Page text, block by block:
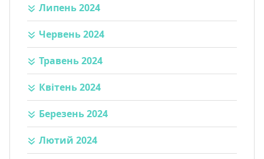
Липень 2024
Червень 2024
Травень 2024
Квітень 2024
Березень 2024
Лютий 2024